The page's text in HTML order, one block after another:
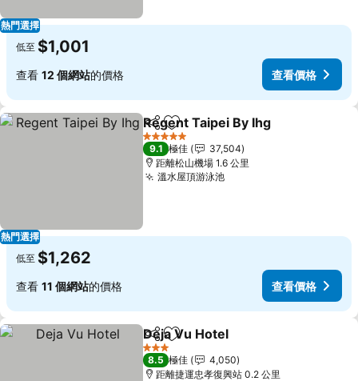
熱門選擇
低至 $1,001
查看 12 個網站的價格 查看價格
熱門選擇
分享 放到收藏夾
Regent Taipei By Ihg
5 星級
9.1 極佳
37,504
距離松山機場 1.6 公里
溫水屋頂游泳池
低至 $1,262
查看 11 個網站的價格 查看價格
分享 放到收藏夾
Deja Vu Hotel
3 星級
8.5 極佳
4,050
距離捷運忠孝復興站 0.2 公里